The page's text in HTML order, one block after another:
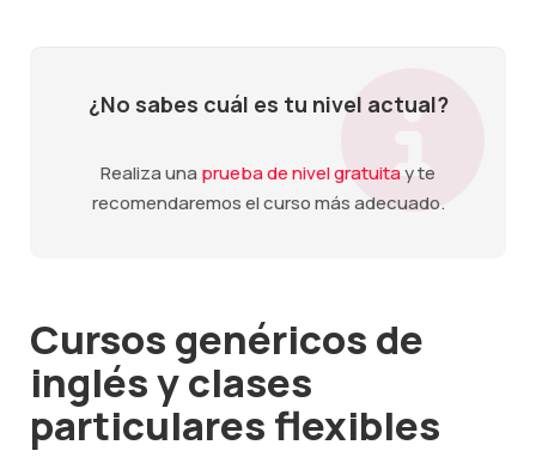
¿No sabes cuál es tu nivel actual?
Realiza una prueba de nivel gratuitay te
recomendaremos el curso más adecuado.
Cursos genéricos de
inglés y clases
particulares flexibles